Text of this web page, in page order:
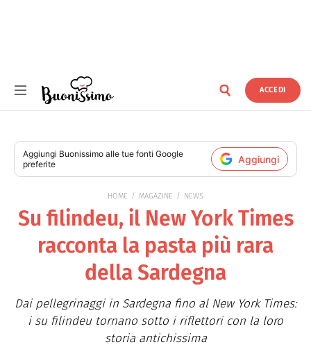
ACCEDI
Aggiungi Buonissimo alle tue fonti Google
preferite
Aggiungi
HOME MAGAZINE NEWS
Su filindeu, il New York Times
racconta la pasta più rara
della Sardegna
Dai pellegrinaggi in Sardegna fino al New York Times:
i su filindeu tornano sotto i riflettori con la loro
storia antichissima